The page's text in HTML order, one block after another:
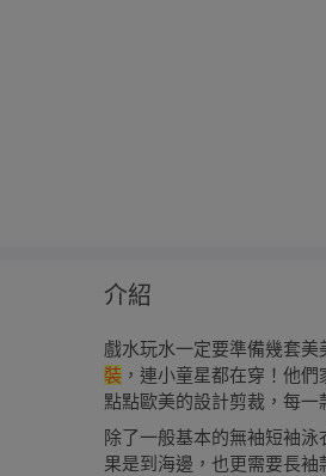
介紹
戲水玩水一定要準備幾套
裝 ，連小童星都在穿！他
點點歐美的設計剪裁，每一
除了一般基本的無袖短袖泳
果是到海邊，也更需要長袖